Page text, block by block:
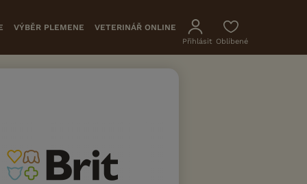
VÝBĚR PLEMENE VETERINÁŘ ONLINE
Přihlásit Oblíbené